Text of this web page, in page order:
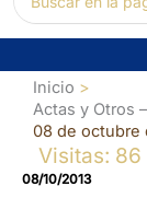
por:
Inicio
Actas y Otros
08 de octubre
Visitas: 86
08/10/2013